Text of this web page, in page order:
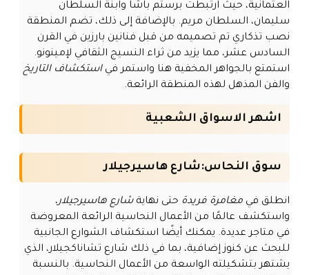
العثمانية، حيث ارتبطت برستم باشا وابنة السلطان
سليمان، السلطان مريم. بالإضافة إلى ذلك، تضم المنطقة
نصب تذكاري تم تصميمه من قبل فنانين بارزين في القرن
السادس عشر، مما يزيد من ثراء النسيج الثقافي لإمينونو.
استمتع بالجواهر المخفية هنا واستمر فياستكشاف التاريخ
والفن المذهل لهذه المنطقة الرائعة.
اشهر الاسواق الشعبية
سوق النحاس:شارع هاسيرجيلار
انطلق فيمغامرة فريدة حتى نهايةشارع هاسيرجيلار،
واستكشف عالمًا من الأعمال النحاسية الرائعة المعروضة
في متاجر عديدة. يمكنك أيضًا استكشاف الشوارع الجانبية
للبحث عن كنوز إضافية، بما في ذلك شارع تشاناكجيلار، الذي
يشتهر بتشكيلته الواسعة من الأعمال النحاسية. بالنسبة